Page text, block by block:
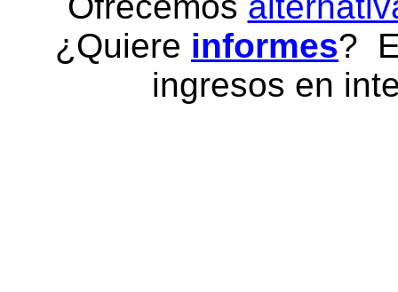
¿Quiere informes?
ingresos en